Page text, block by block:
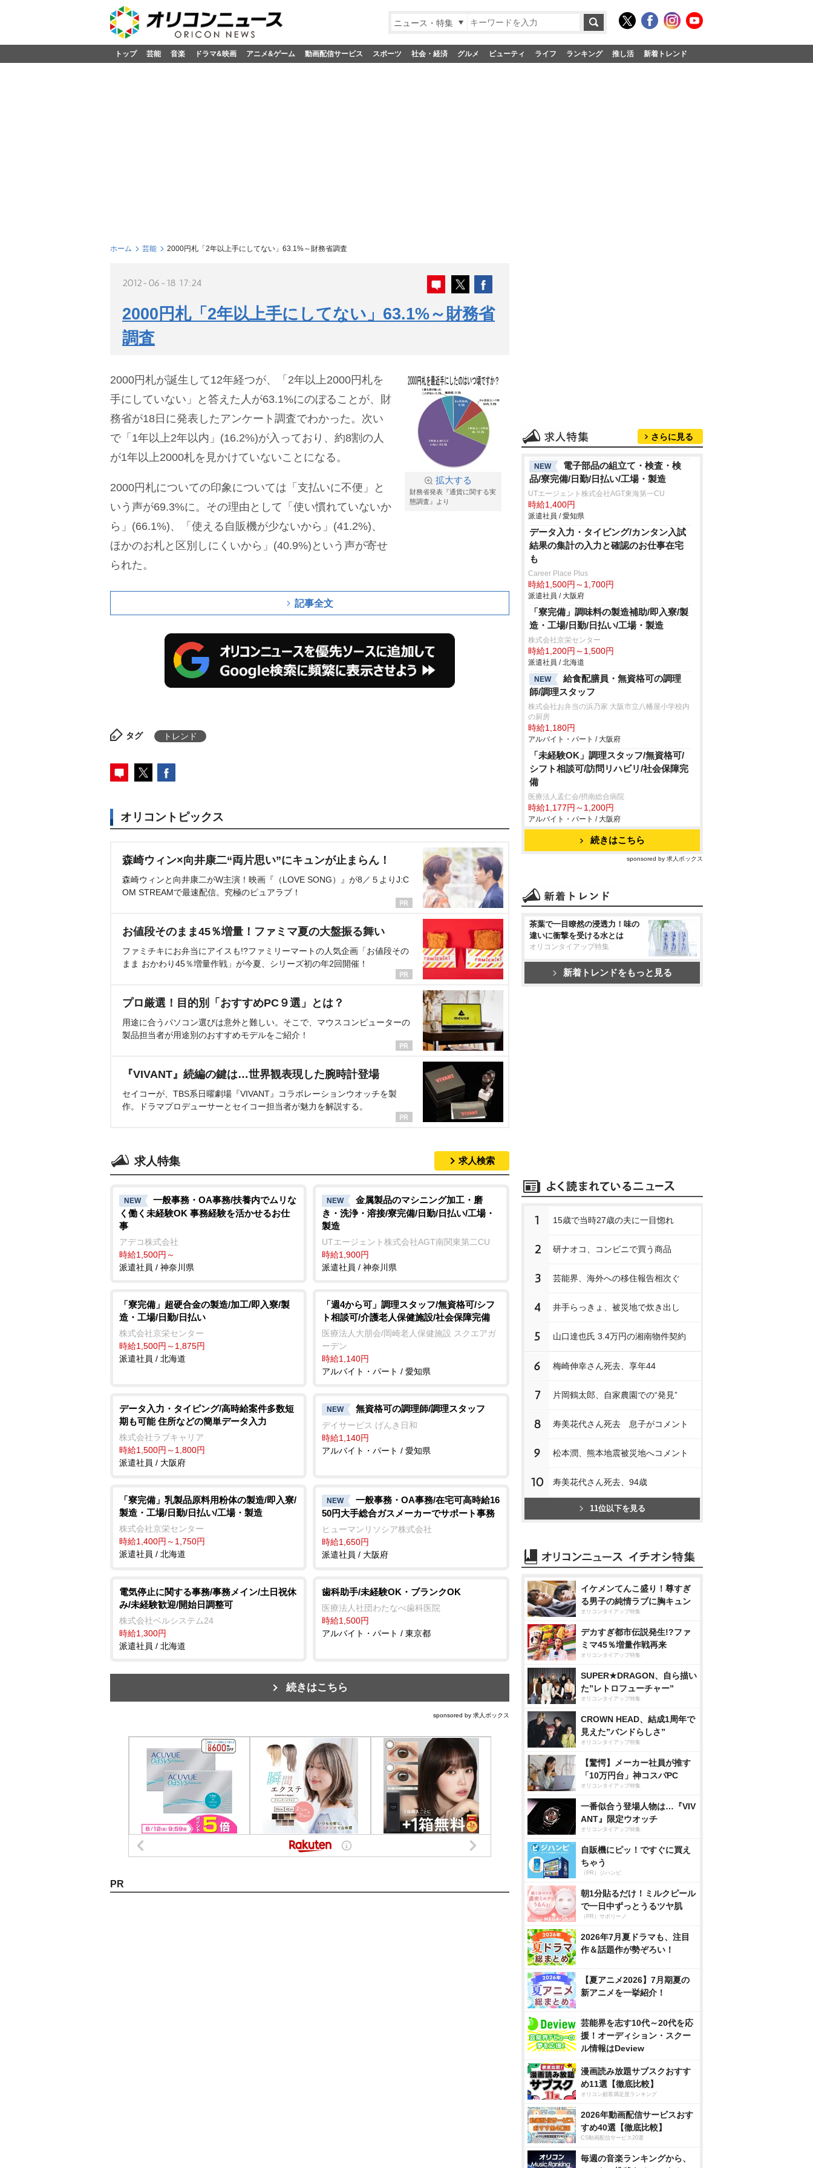
ニュース・特集
トップ 芸能 音楽 ドラマ&映画 アニメ&ゲーム 動画配信サービス スポーツ 社会・経済 グルメ ビューティ ライフ ランキング 推し活 新着トレンド
ホーム 芸能 2000円札「2年以上手にしてない」63.1%～財務省調査
2012-06-18 17:24
2000円札「2年以上手にしてない」63.1%～財務省
調査
拡大する
財務省発表『通貨に関する実
態調査』より
2000円札が誕生して12年経つが、「2年以上2000円札を
手にしていない」と答えた人が63.1%にのぼることが、財
務省が18日に発表したアンケート調査でわかった。次い
で「1年以上2年以内」(16.2%)が入っており、約8割の人
が1年以上2000札を見かけていないことになる。
2000円札についての印象については「支払いに不便」と
いう声が69.3%に。その理由として「使い慣れていないか
ら」(66.1%)、「使える自販機が少ないから」(41.2%)、
ほかのお札と区別しにくいから」(40.9%)という声が寄せ
られた。
記事全文
タグ トレンド
オリコントピックス
森崎ウィン×向井康二“両片思い”にキュンが止まらん！
森崎ウィンと向井康二がW主演！映画『（LOVE SONG）』が8／５よりJ:C
OM STREAMで最速配信。究極のピュアラブ！
お値段そのまま45％増量！ファミマ夏の大盤振る舞い
ファミチキにお弁当にアイスも!?ファミリーマートの人気企画「お値段その
まま おかわり45％増量作戦」が今夏、シリーズ初の年2回開催！
プロ厳選！目的別「おすすめPC９選」とは？
用途に合うパソコン選びは意外と難しい。そこで、マウスコンピューターの
製品担当者が用途別のおすすめモデルをご紹介！
『VIVANT』続編の鍵は…世界観表現した腕時計登場
セイコーが、TBS系日曜劇場『VIVANT』コラボレーションウオッチを製
作。ドラマプロデューサーとセイコー担当者が魅力を解説する。
求人特集 求人検索
NEW
一般事務・OA事務/扶養内でムリな
く働く未経験OK 事務経験を活かせるお仕
事
アデコ株式会社
時給1,500円～
派遣社員 / 神奈川県
NEW
金属製品のマシニング加工・磨
き・洗浄・溶接/寮完備/日勤/日払い/工場・
製造
UTエージェント株式会社AGT南関東第二CU
時給1,900円
派遣社員 / 神奈川県
「寮完備」超硬合金の製造/加工/即入寮/製
造・工場/日勤/日払い
株式会社京栄センター
時給1,500円～1,875円
派遣社員 / 北海道
「週4から可」調理スタッフ/無資格可/シフ
ト相談可/介護老人保健施設/社会保障完備
医療法人大朋会/岡崎老人保健施設 スクエアガ
ーデン
時給1,140円
アルバイト・パート / 愛知県
データ入力・タイピング/高時給案件多数短
期も可能 住所などの簡単データ入力
株式会社ラブキャリア
時給1,500円～1,800円
派遣社員 / 大阪府
NEW 無資格可の調理師/調理スタッフ
デイサービス げんき日和
時給1,140円
アルバイト・パート / 愛知県
「寮完備」乳製品原料用粉体の製造/即入寮/
製造・工場/日勤/日払い/工場・製造
株式会社京栄センター
時給1,400円～1,750円
派遣社員 / 北海道
NEW
一般事務・OA事務/在宅可高時給16
50円大手総合ガスメーカーでサポート事務
ヒューマンリソシア株式会社
時給1,650円
派遣社員 / 大阪府
電気停止に関する事務/事務メイン/土日祝休
み/未経験歓迎/開始日調整可
株式会社ベルシステム24
時給1,300円
派遣社員 / 北海道
歯科助手/未経験OK・ブランクOK
医療法人社団わたなべ歯科医院
時給1,500円
アルバイト・パート / 東京都
続きはこちら
sponsored by 求人ボックス
PR
さらに見る
NEW
電子部品の組立て・検査・検
品/寮完備/日勤/日払い/工場・製造
UTエージェント株式会社AGT東海第一CU
時給1,400円
派遣社員 / 愛知県
データ入力・タイピング/カンタン入試
結果の集計の入力と確認のお仕事在宅
も
Career Place Plus
時給1,500円～1,700円
派遣社員 / 大阪府
「寮完備」調味料の製造補助/即入寮/製
造・工場/日勤/日払い/工場・製造
株式会社京栄センター
時給1,200円～1,500円
派遣社員 / 北海道
NEW
給食配膳員・無資格可の調理
師/調理スタッフ
株式会社お弁当の浜乃家 大阪市立八幡屋小学校内
の厨房
時給1,180円
アルバイト・パート / 大阪府
「未経験OK」調理スタッフ/無資格可/
シフト相談可/訪問リハビリ/社会保障完
備
医療法人孟仁会/摂南総合病院
時給1,177円～1,200円
アルバイト・パート / 大阪府
続きはこちら
sponsored by 求人ボックス
茶葉で一目瞭然の浸透力！味の
違いに衝撃を受ける水とは
オリコンタイアップ特集
新着トレンドをもっと見る
1 15歳で当時27歳の夫に一目惚れ
2 研ナオコ、コンビニで買う商品
3 芸能界、海外への移住報告相次ぐ
4 井手らっきょ、被災地で炊き出し
5 山口達也氏 3.4万円の湘南物件契約
6 梅崎伸幸さん死去、享年44
7 片岡鶴太郎、自家農園での“発見”
8 寿美花代さん死去 息子がコメント
9 松本潤、熊本地震被災地へコメント
10 寿美花代さん死去、94歳
11位以下を見る
イケメンてんこ盛り！尊すぎ
る男子の純情ラブに胸キュン
オリコンタイアップ特集
デカすぎ都市伝説発生!?ファ
ミマ45％増量作戦再来
オリコンタイアップ特集
SUPER★DRAGON、自ら描い
た”レトロフューチャー”
オリコンタイアップ特集
CROWN HEAD、結成1周年で
見えた”バンドらしさ”
オリコンタイアップ特集
【驚愕】メーカー社員が推す
「10万円台」神コスパPC
オリコンタイアップ特集
一番似合う登場人物は…『VIV
ANT』限定ウオッチ
オリコンタイアップ特集
自販機にピッ！ですぐに買え
ちゃう
（PR）ジハンピ
朝1分貼るだけ！ミルクピール
で一日中ずっとうるツヤ肌
（PR）サボリーノ
2026年7月夏ドラマも、注目
作＆話題作が勢ぞろい！
【夏アニメ2026】7月期夏の
新アニメを一挙紹介！
芸能界を志す10代～20代を応
援！オーディション・スクー
ル情報はDeview
漫画読み放題サブスクおすす
め11選【徹底比較】
オリコン顧客満足度ランキング
2026年動画配信サービスおす
すめ40選【徹底比較】
CS動画配信サービス20選
毎週の音楽ランキングから、